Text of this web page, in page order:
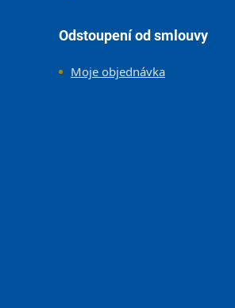
Odstoupení od smlouvy
Moje objednávka